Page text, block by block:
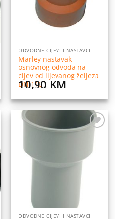
ODVODNE CIJEVI I NASTAVCI
Marley nastavak
osnovnog odvoda na
cijev od lijevanog željeza
DN 110
10,90KM
želja
ODVODNE CIJEVI I NASTAVCI